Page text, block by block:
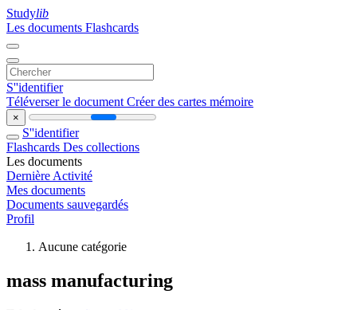
Studylib
Les documents Flashcards
S''identifier
Téléverser le document Créer des cartes mémoire
×
S''identifier
Flashcards Des collections
Les documents
Dernière Activité
Mes documents
Documents sauvegardés
Profil
Aucune catégorie
mass manufacturing